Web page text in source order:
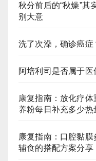
秋分前后的“秋燥”其
别大意
洗了次澡，确诊癌
阿培利司是否属于医
康复指南：放化疗
养粉每日补充多少热
康复指南：口腔黏
辅食的搭配方案分享